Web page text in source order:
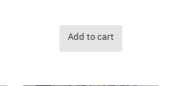
Add to cart